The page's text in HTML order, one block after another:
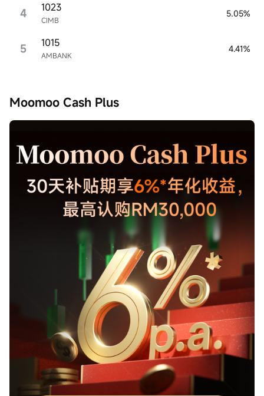
4 CIMB
1023 5.05%
5 AMBANK
1015 4.41%
Moomoo Cash Plus